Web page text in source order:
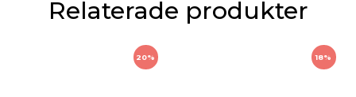
Relaterade produkter
20% 18%